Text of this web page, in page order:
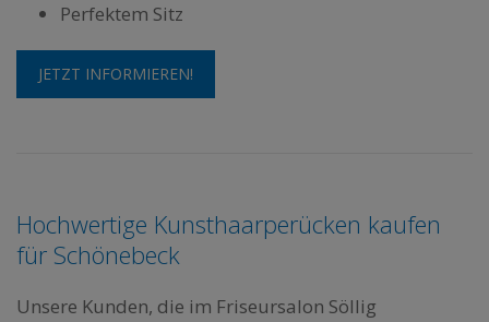
Perfektem Sitz
JETZT INFORMIEREN!
Hochwertige Kunsthaarperücken kaufen
für Schönebeck
Unsere Kunden, die im Friseursalon Söllig